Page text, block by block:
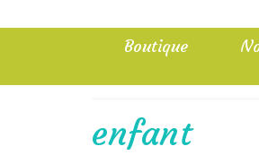
Boutique
enfant